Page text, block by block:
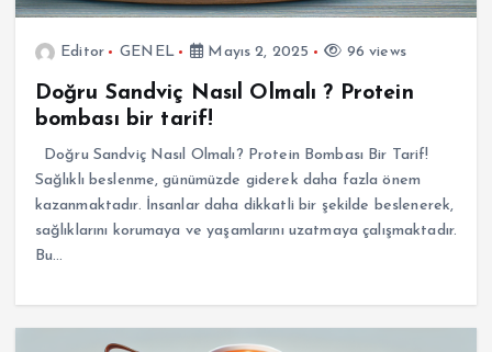
Editor GENEL Mayıs 2, 2025 96 views
Doğru Sandviç Nasıl Olmalı ? Protein
bombası bir tarif!
Doğru Sandviç Nasıl Olmalı? Protein Bombası Bir Tarif!
Sağlıklı beslenme, günümüzde giderek daha fazla önem
kazanmaktadır. İnsanlar daha dikkatli bir şekilde beslenerek,
sağlıklarını korumaya ve yaşamlarını uzatmaya çalışmaktadır.
Bu…